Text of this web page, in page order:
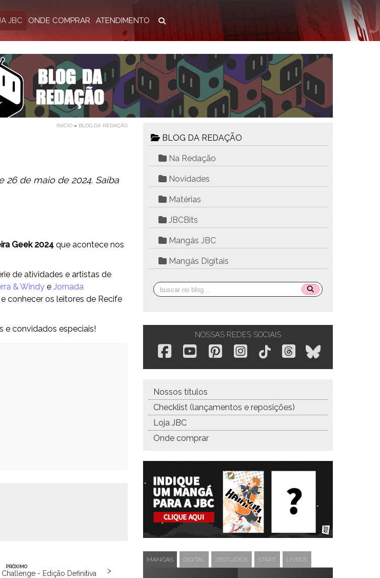
JBC ONDE COMPRAR ATENDIMENTO
INÍCIO » BLOG DA REDAÇÃO
26 de maio de 2024. Saiba
Geek 2024 que acontece nos
de atividades e artistas de
& Windy e Jornada
conhecer os leitores de Recife
convidados especiais!
PRÓXIMO
Challenge - Edição Definitiva >
BLOG DA REDAÇÃO
Na Redação
Novidades
Matérias
JBCBits
Mangás JBC
Mangás Digitais
NOSSAS REDES SOCIAIS
Nossos títulos
Checklist (lançamentos e reposições)
Loja JBC
Onde comprar
MANGÁS DIGITAL JBSTUDIOS START LIVROS